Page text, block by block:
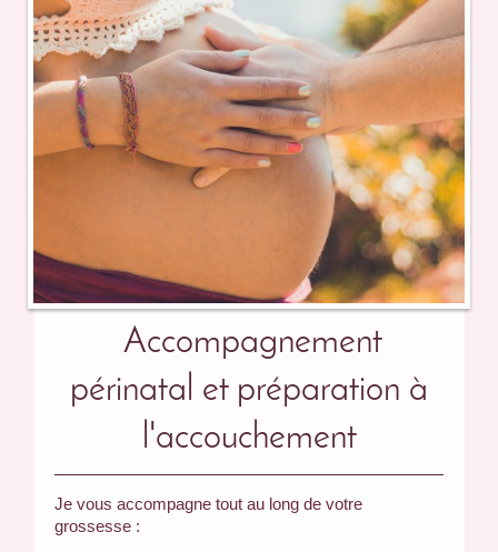
Accompagnement
périnatal et préparation à
l'accouchement
Je vous accompagne tout au long de votre
grossesse :